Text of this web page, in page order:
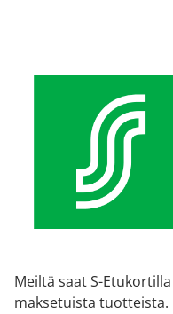
Meiltä saat S-
maksetuista tuotteista.